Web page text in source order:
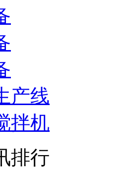
产线
拌机
排行